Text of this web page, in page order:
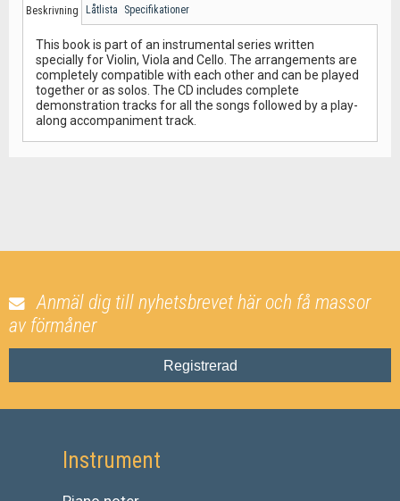
Beskrivning Låtlista Specifikationer
This book is part of an instrumental series written
specially for Violin, Viola and Cello. The arrangements are
completely compatible with each other and can be played
together or as solos. The CD includes complete
demonstration tracks for all the songs followed by a play-
along accompaniment track.
Anmäl dig till nyhetsbrevet här och få massor
av förmåner
Registrerad
Instrument